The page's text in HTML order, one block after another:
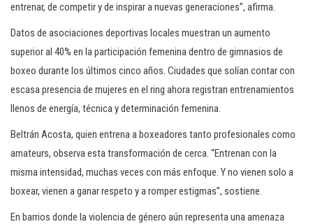
entrenar, de competir y de inspirar a nuevas generaciones”, afirma.
Datos de asociaciones deportivas locales muestran un aumento
superior al 40% en la participación femenina dentro de gimnasios de
boxeo durante los últimos cinco años. Ciudades que solían contar con
escasa presencia de mujeres en el ring ahora registran entrenamientos
llenos de energía, técnica y determinación femenina.
Beltrán Acosta, quien entrena a boxeadores tanto profesionales como
amateurs, observa esta transformación de cerca. “Entrenan con la
misma intensidad, muchas veces con más enfoque. Y no vienen solo a
boxear, vienen a ganar respeto y a romper estigmas”, sostiene.
En barrios donde la violencia de género aún representa una amenaza